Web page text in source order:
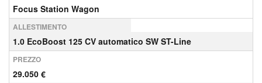
Focus Station Wagon
ALLESTIMENTO
1.0 EcoBoost 125 CV automatico SW ST-Line
PREZZO
29.050 €